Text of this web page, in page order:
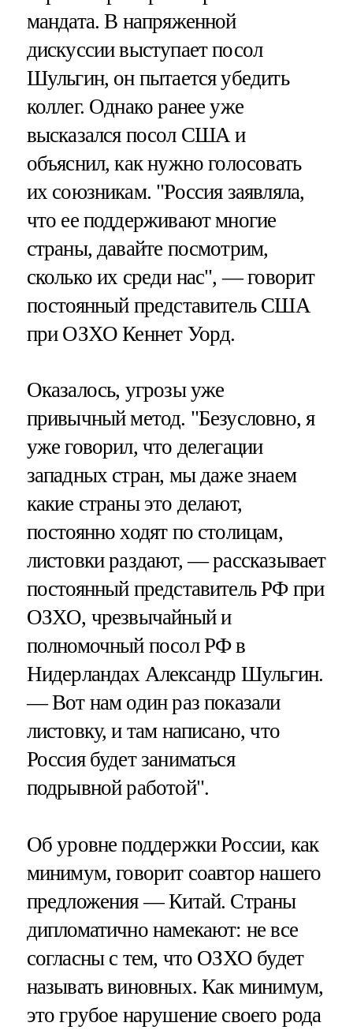
мандата. В напряженной
дискуссии выступает посол
Шульгин, он пытается убедить
коллег. Однако ранее уже
высказался посол США и
объяснил, как нужно голосовать
их союзникам. "Россия заявляла,
что ее поддерживают многие
страны, давайте посмотрим,
сколько их среди нас", — говорит
постоянный представитель США
при ОЗХО Кеннет Уорд.
Оказалось, угрозы уже
привычный метод. "Безусловно, я
уже говорил, что делегации
западных стран, мы даже знаем
какие страны это делают,
постоянно ходят по столицам,
листовки раздают, — рассказывает
постоянный представитель РФ при
ОЗХО, чрезвычайный и
полномочный посол РФ в
Нидерландах Александр Шульгин.
— Вот нам один раз показали
листовку, и там написано, что
Россия будет заниматься
подрывной работой".
Об уровне поддержки России, как
минимум, говорит соавтор нашего
предложения — Китай. Страны
дипломатично намекают: не все
согласны с тем, что ОЗХО будет
называть виновных. Как минимум,
это грубое нарушение своего рода